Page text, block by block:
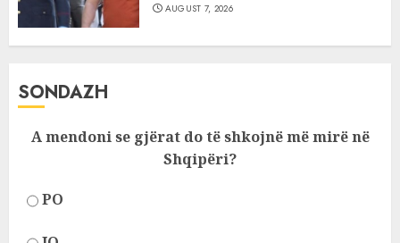
AUGUST 7, 2026
SONDAZH
A mendoni se gjërat do të shkojnë më mirë në
Shqipëri?
PO